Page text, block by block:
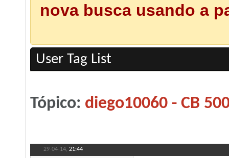
nova busca usando a
User Tag List
Tópico: diego10060 - CB
29-04-14, 21:44